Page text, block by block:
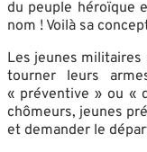
du peuple héroïque
nom ! Voilà sa
Les jeunes militaires
tourner leurs
« préventive » ou «
chômeurs, jeunes
et demander le